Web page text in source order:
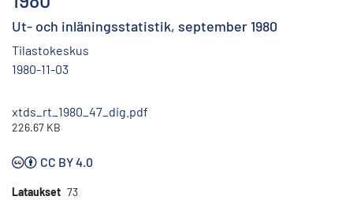
Ut- och inläningsstatistik, september 1980
Tilastokeskus
1980-11-03
xtds_rt_1980_47_dig.pdf
226.67 KB
CC BY 4.0
Lataukset 73